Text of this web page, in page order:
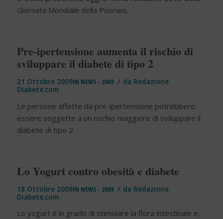
Giornata Mondiale della Psoriasi.
Pre-ipertensione aumenta il rischio di
sviluppare il diabete di tipo 2
21 Ottobre 2009IN NEWS - 2009 / da Redazione
Diabete.com
Le persone affette da pre-ipertensione potrebbero
essere soggette a un rischio maggiore di sviluppare il
diabete di tipo 2.
Lo Yogurt contro obesità e diabete
18 Ottobre 2009IN NEWS - 2009 / da Redazione
Diabete.com
Lo yogurt è in grado di stimolare la flora intestinale e,